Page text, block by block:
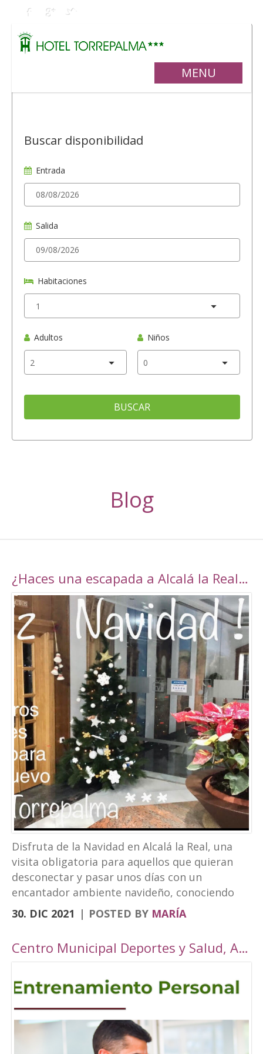
MENU
Buscar disponibilidad
Entrada
Salida
Habitaciones
Adultos Niños
BUSCAR
Blog
¿Haces una escapada a Alcalá la Real esta navidad?
Disfruta de la Navidad en Alcalá la Real, una
visita obligatoria para aquellos que quieran
desconectar y pasar unos días con un
encantador ambiente navideño, conociendo
los rincones tan bonitos que ofrece nuestra
localidad. Este año, Alcalá la Real oferta todo
con una cuidada ambientación navideña. El
Ayuntamiento pasarán ser un parque navideño
donde se colocará un tobogán de hielo
artificial y un tiovivo, acompañados de un
alumbrado navideño digno de la hermosura de
nuestra localidad junto a puestos de castañas,
30. DIC 2021 POSTED BY MARÍA
Centro Municipal Deportes y Salud, Alcalá la Real